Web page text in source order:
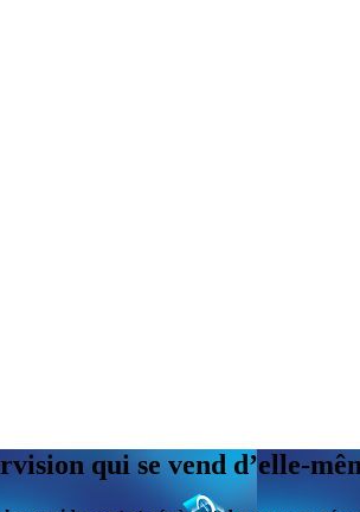
qui se vend d’elle-